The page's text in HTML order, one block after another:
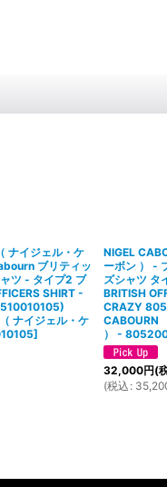
ナイジェル・ケ
ブリティッ
ツ - タイプ2 ブ
SHIRT -
ナイジェル・ケ
]
NIGEL
ーボン ） -
ズシャツ タ
BRITISH
CRAZY
CABOURN
） -
32,000円(
(税込 :